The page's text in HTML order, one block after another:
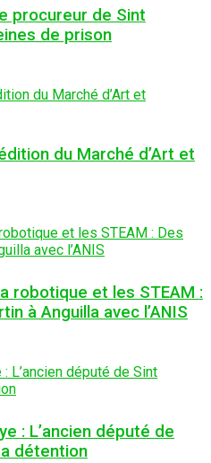
procureur de Sint
de prison
du Marché d’Art et
robotique et les STEAM :
à Anguilla avec l’ANIS
: L’ancien député de
détention